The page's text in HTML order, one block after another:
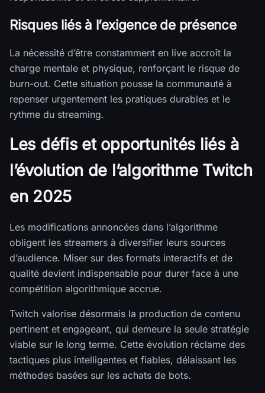
Risques liés à l’exigence de présence
La nécessité d’être constamment en live accroît la
charge mentale et physique, renforçant le risque de
burn-out. Cette situation pousse la communauté à
repenser urgentement les pratiques durables et le
rythme du streaming.
Les défis et opportunités liés à
l’évolution de l’algorithme Twitch
en 2025
Les modifications annoncées dans l’algorithme
obligent les streamers à diversifier leurs sources
d’audience. Miser sur des formats interactifs et de
qualité devient indispensable pour durer face à une
compétition algorithmique accrue.
Twitch valorise désormais la production de contenu
pertinent et engageant, qui demeure la seule stratégie
viable sur le long terme. Cette évolution réclame des
tactiques plus intelligentes et fiables, délaissant les
méthodes basées sur les achats de bots.